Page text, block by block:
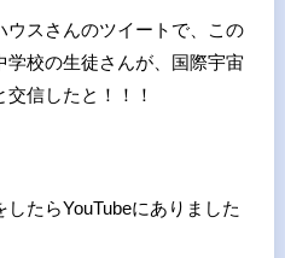
ウスさんのツイートで、この
学校の生徒さんが、国際宇宙
信したと！！！
したらYouTubeにありました